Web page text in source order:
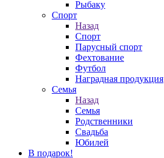
Рыбаку
Спорт
Назад
Спорт
Парусный спорт
Фехтование
Футбол
Наградная продукция
Семья
Назад
Семья
Родственники
Свадьба
Юбилей
В подарок!